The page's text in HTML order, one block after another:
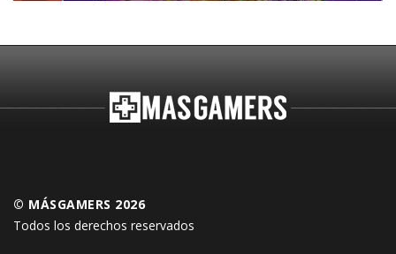
© MÁSGAMERS 2026
Todos los derechos reservados